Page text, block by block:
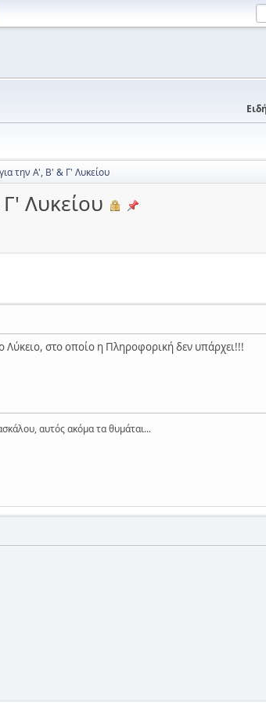
την Α', Β' & Γ' Λυκείου
Λυκείου
Λύκειο, στο οποίο η Πληροφορική δεν υπάρχει!!!
αυτός ακόμα τα θυμάται...